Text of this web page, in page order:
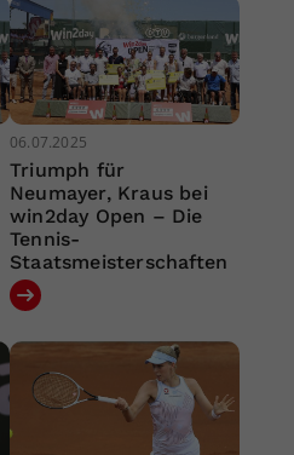
06.07.2025
Triumph für
Neumayer, Kraus bei
win2day Open – Die
Tennis-
Staatsmeisterschaften